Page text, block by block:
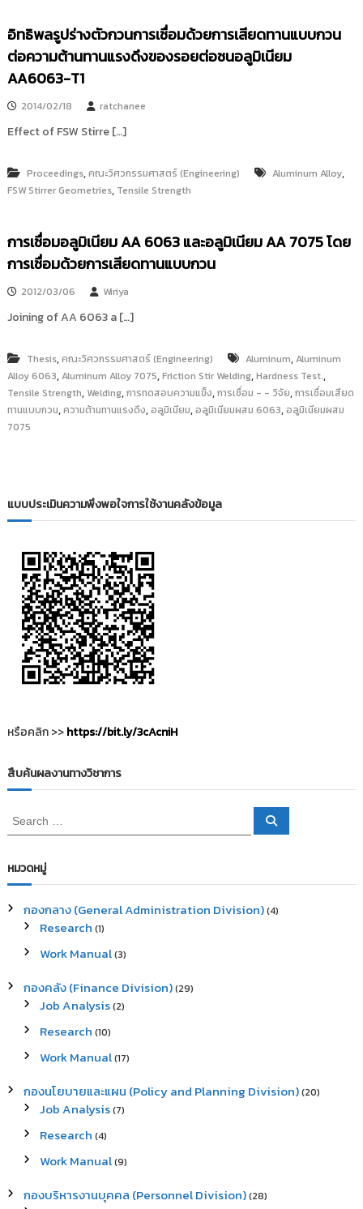
อิทธิพลรูปร่างตัวกวนการเชื่อมด้วยการเสียดทานแบบกวน
ต่อความต้านทานแรงดึงของรอยต่อชนอลูมิเนียม
AA6063-T1
2014/02/18 ratchanee
Effect of FSW Stirre […]
Proceedings,คณะวิศวกรรมศาสตร์ (Engineering) Aluminum Alloy,
FSW Stirrer Geometries, Tensile Strength
การเชื่อมอลูมิเนียม AA 6063 และอลูมิเนียม AA 7075 โดย
การเชื่อมด้วยการเสียดทานแบบกวน
2012/03/06 Wiriya
Joining of AA 6063 a […]
Thesis,คณะวิศวกรรมศาสตร์ (Engineering) Aluminum,Aluminum
Alloy 6063,Aluminum Alloy 7075,Friction Stir Welding,Hardness Test.,
Tensile Strength, Welding,การทดสอบความแข็ง,การเชื่อม - - วิจัย,การเชื่อมเสียด
ทานแบบกวน,ความต้านทานแรงดึง,อลูมิเนียม,อลูมิเนียมผสม 6063,อลูมิเนียมผสม
7075
แบบประเมินความพึงพอใจการใช้งานคลังข้อมูล
หรือคลิก >>https://bit.ly/3cAcniH
สืบค้นผลงานทางวิชาการ
e
r
c
f
S
หมวดหมู่
กองกลาง (General Administration Division)(4)
Research (1)
Work Manual(3)
กองคลัง (Finance Division)(29)
Job Analysis(2)
Research (10)
Work Manual(17)
กองนโยบายและแผน (Policy and Planning Division)(20)
Job Analysis(7)
Research (4)
Work Manual(9)
กองบริหารงานบุคคล (Personnel Division)(28)